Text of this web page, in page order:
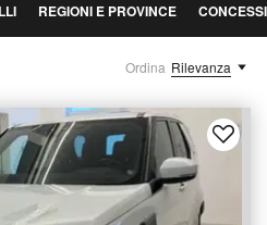
REGIONI E PROVINCE
Ordina Rilevanza